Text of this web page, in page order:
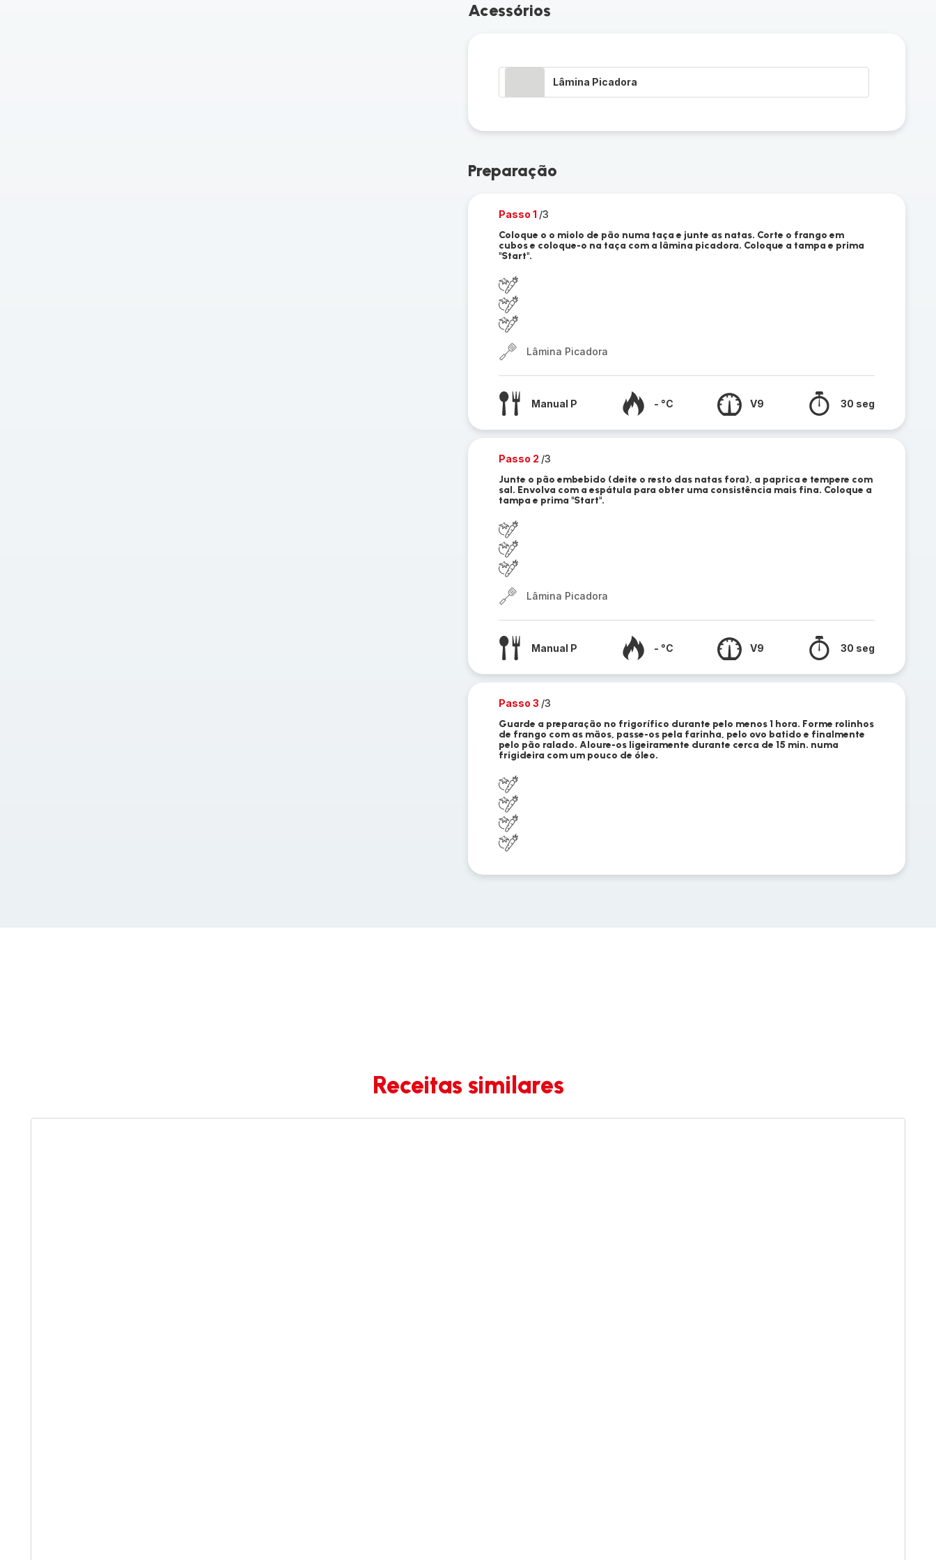
Acessórios
Lâmina Picadora
Preparação
Passo 1 /3
Coloque o o miolo de pão numa taça e junte as natas. Corte o frango em
cubos e coloque-o na taça com a lâmina picadora. Coloque a tampa e prima
"Start".
Lâmina Picadora
Manual P - °C V9 30 seg
Passo 2 /3
Junte o pão embebido (deite o resto das natas fora), a paprica e tempere com
sal. Envolva com a espátula para obter uma consistência mais fina. Coloque a
tampa e prima "Start".
Lâmina Picadora
Manual P - °C V9 30 seg
Passo 3 /3
Guarde a preparação no frigorífico durante pelo menos 1 hora. Forme rolinhos
de frango com as mãos, passe-os pela farinha, pelo ovo batido e finalmente
pelo pão ralado. Aloure-os ligeiramente durante cerca de 15 min. numa
frigideira com um pouco de óleo.
Receitas similares